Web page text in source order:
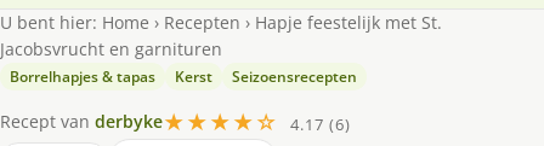
U bent hier: Home › Recepten › Hapje feestelijk met St.
Jacobsvrucht en garnituren
Borrelhapjes & tapas Kerst Seizoensrecepten
Recept van derbyke★★★★☆
4.17 (6)